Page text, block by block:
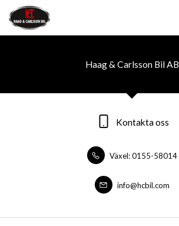
Haag & Carlsson Bil AB
Kontakta oss
Växel: 0155-58014
info@hcbil.com